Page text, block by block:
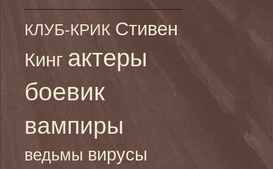
КЛУБ-КРИК Стивен
Кинг актеры
боевик
вампиры
ведьмы вирусы